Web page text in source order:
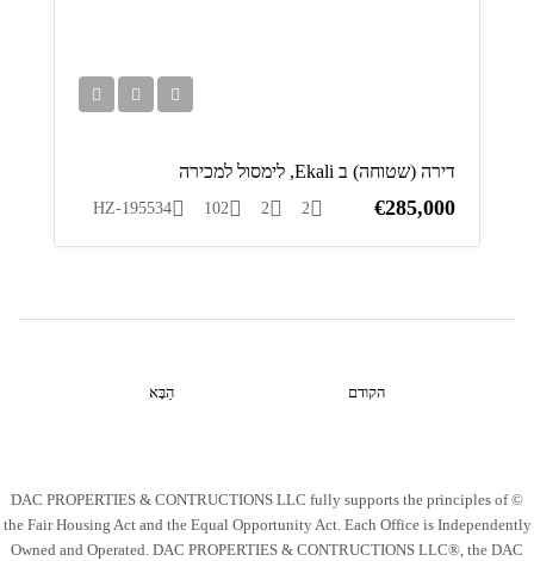
דירה (שטוחה) ב Ekali, לימסול למכירה
€285,000
2
2
102
HZ-195534
הקודם הַבָּא
© DAC PROPERTIES & CONTRUCTIONS LLC fully supports the principles of
the Fair Housing Act and the Equal Opportunity Act. Each Office is Independently
Owned and Operated. DAC PROPERTIES & CONTRUCTIONS LLC®, the DAC